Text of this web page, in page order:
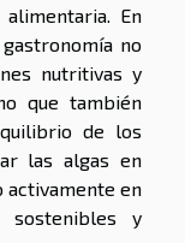
En
no
nutritivas y
que también
de los
las algas en
activamente en
sostenibles y